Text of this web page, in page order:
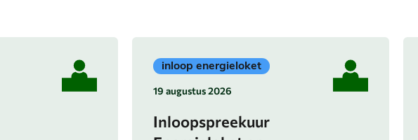
Inloopspreekuur
Geplaatst
in
inloop energieloket
19 augustus 2026